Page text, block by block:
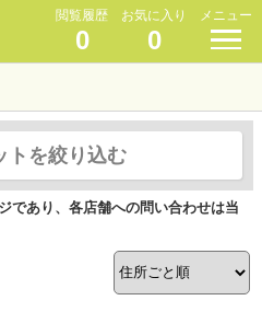
閲覧履歴
0
お気に入り
0
メニュー
トを絞り込む
であり、各店舗への問い合わせは当